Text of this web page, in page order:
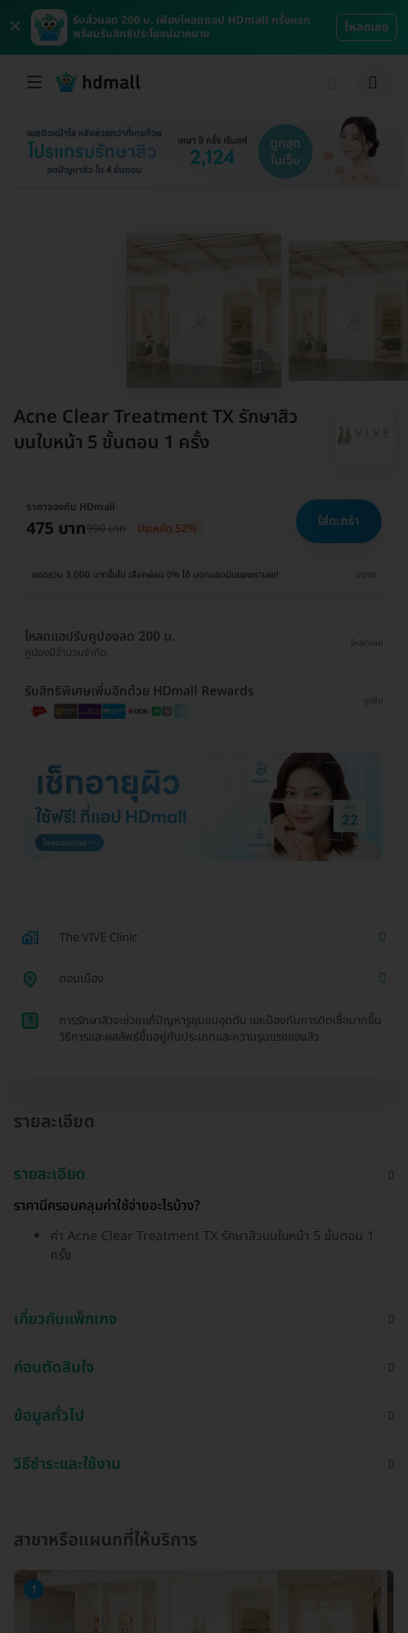
×
รับส่วนลด 200 บ. เพียงโหลดแอป HDmall ครั้งแรก
พร้อมรับสิทธิประโยชน์มากมาย
โหลดเลย
Acne Clear Treatment TX รักษาสิว
บนใบหน้า 5 ขั้นตอน 1 ครั้ง
ราคาจองกับ HDmall
475 บาท990 บาท ประหยัด 52% ใส่ตะกร้า
ยอดรวม 3,000 บาทขึ้นไป เลือกผ่อน 0% ได้ บอกแอดมินของเราเลย! ขยาย
โหลดแอปรับคูปองลด 200 บ.
คูปองมีจำนวนจำกัด
โหลดเลย
รับสิทธิพิเศษเพิ่มอีกด้วย HDmall Rewards
ดูเพิ่ม
The VIVE Clinic
ดอนเมือง
1
การรักษาสิวจะช่วยแก้ปัญหารูขุมขนอุดตัน และป้องกันการติดเชื้อมากขึ้น
วิธีการและผลลัพธ์ขึ้นอยู่กับประเภทและความรุนแรงของสิว
รายละเอียด
รายละเอียด
ราคานี้ครอบคลุมค่าใช้จ่ายอะไรบ้าง?
ค่า Acne Clear Treatment TX รักษาสิวบนใบหน้า 5 ขั้นตอน 1
ครั้ง
เกี่ยวกับแพ็กเกจ
ก่อนตัดสินใจ
ข้อมูลทั่วไป
วิธีชำระและใช้งาน
สาขาหรือแผนกที่ให้บริการ
1